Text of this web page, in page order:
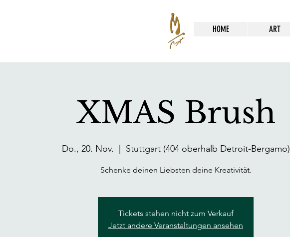
HOME ART
XMAS Brush
Do., 20. Nov. Stuttgart (404 oberhalb Detroit-Bergamo)
Tickets stehen nicht zum Verkauf
Jetzt andere Veranstaltungen ansehen